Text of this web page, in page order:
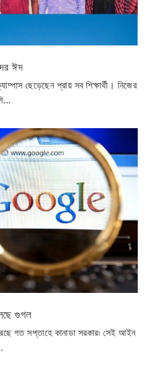
ঈদ
ছেড়েছেন প্রায় সব শিক্ষার্থী। নিজের
গুগল
গত সপ্তাহে কানাডা সরকার৷ সেই আইন